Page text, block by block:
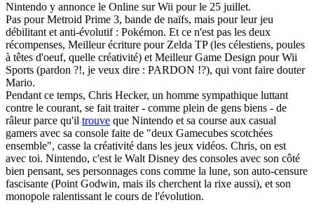
Nintendo y annonce le Online sur Wii pour le 25 juillet.
Pas pour Metroid Prime 3, bande de naïfs, mais pour leur jeu
débilitant et anti-évolutif : Pokémon. Et ce n'est pas les deux
récompenses, Meilleur écriture pour Zelda TP (les célestiens, poules
à têtes d'oeuf, quelle créativité) et Meilleur Game Design pour Wii
Sports (pardon ?!, je veux dire : PARDON !?), qui vont faire douter
Mario.
Pendant ce temps, Chris Hecker, un homme sympathique luttant
contre le courant, se fait traiter - comme plein de gens biens - de
râleur parce qu'il trouve que Nintendo et sa course aux casual
gamers avec sa console faite de "deux Gamecubes scotchées
ensemble", casse la créativité dans les jeux vidéos. Chris, on est
avec toi. Nintendo, c'est le Walt Disney des consoles avec son côté
bien pensant, ses personnages cons comme la lune, son auto-censure
fascisante (Point Godwin, mais ils cherchent la rixe aussi), et son
monopole ralentissant le cours de l'évolution.